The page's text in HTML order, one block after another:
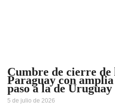
Cumbre de cierre de
Paraguay con
paso a la de Uruguay
5 de julio de 2026